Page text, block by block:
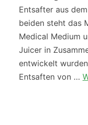
Entsafter aus
beiden steht das
Medical Medium
Juicer in
entwickelt
Entsaften von …